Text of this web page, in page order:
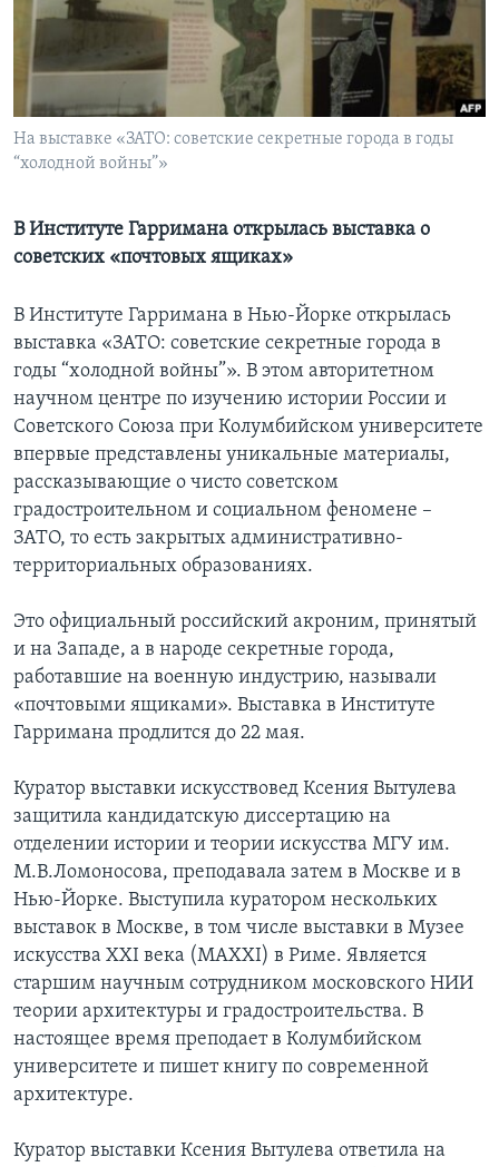
Learning English
На выставке «ЗАТО: советские секретные города в годы
“холодной войны”»
В Институте Гарримана открылась выставка о
советских «почтовых ящиках»
В Институте Гарримана в Нью-Йорке открылась
выставка «ЗАТО: советские секретные города в
годы “холодной войны”». В этом авторитетном
научном центре по изучению истории России и
Советского Союза при Колумбийском университете
впервые представлены уникальные материалы,
рассказывающие о чисто советском
градостроительном и социальном феномене –
ЗАТО, то есть закрытых административно-
территориальных образованиях.
Это официальный российский акроним, принятый
и на Западе, а в народе секретные города,
работавшие на военную индустрию, называли
«почтовыми ящиками». Выставка в Институте
Гарримана продлится до 22 мая.
Куратор выставки искусствовед Ксения Вытулева
защитила кандидатскую диссертацию на
отделении истории и теории искусства МГУ им.
М.В.Ломоносова, преподавала затем в Москве и в
Нью-Йорке. Выступила куратором нескольких
выставок в Москве, в том числе выставки в Музее
искусства XXI века (MAXXI) в Риме. Является
старшим научным сотрудником московского НИИ
теории архитектуры и градостроительства. В
настоящее время преподает в Колумбийском
университете и пишет книгу по современной
архитектуре.
Куратор выставки Ксения Вытулева ответила на